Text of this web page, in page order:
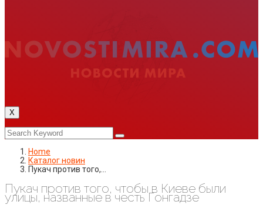
X
Home
Каталог новин
Пукач против того,…
Пукач против того, чтобы в Киеве были
улицы, названные в честь Гонгадзе